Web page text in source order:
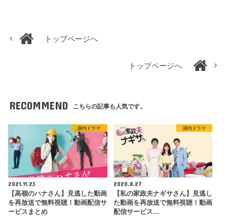
トップページへ
トップページへ
RECOMMEND こちらの記事も人気です。
国内ドラマ
2021.11.23
【高嶺のハナさん】見逃した動画
を再放送で無料視聴！動画配信サ
ービスまとめ
国内ドラマ
2020.8.27
【私の家政夫ナギサさん】見逃し
た動画を再放送で無料視聴！動画
配信サービス…